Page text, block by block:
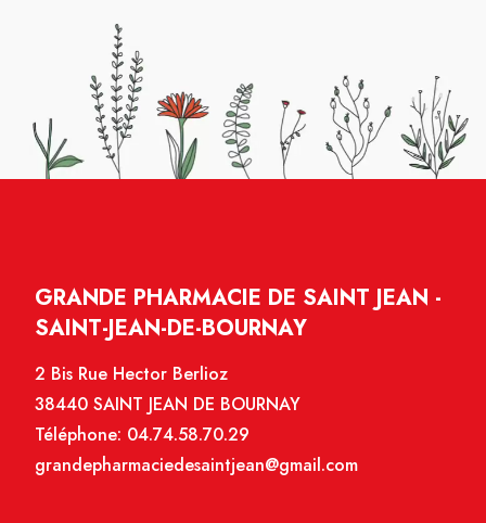
GRANDE PHARMACIE DE SAINT JEAN -
SAINT-JEAN-DE-BOURNAY
2 Bis Rue Hector Berlioz
38440 SAINT JEAN DE BOURNAY
Téléphone: 04.74.58.70.29
grandepharmaciedesaintjean@gmail.com